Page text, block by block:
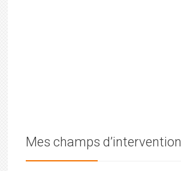
Mes champs d’intervention